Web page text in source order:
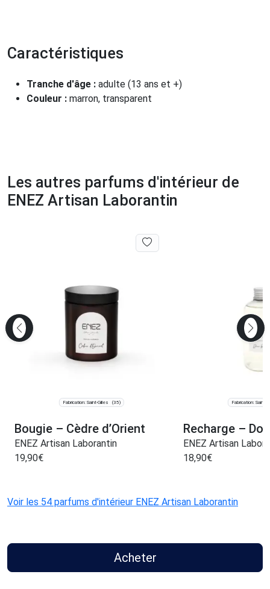
Caractéristiques
Tranche d'âge : adulte (13 ans et +)
Couleur : marron, transparent
Les autres parfums d'intérieur de
ENEZ Artisan Laborantin
Fabrication: Saint-Gilles (35)
Bougie – Cèdre d’Orient
ENEZ Artisan Laborantin
19,90€
Fabrication: Saint-
Recharge –
ENEZ Artisan
18,90€
Voir les 54 parfums d'intérieur ENEZ Artisan Laborantin
Acheter